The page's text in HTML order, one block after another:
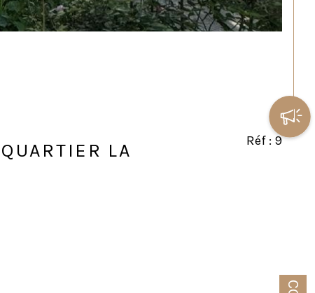
LA
Réf : 9